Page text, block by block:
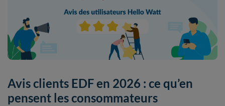
Avis clients EDF en 2026 : ce qu’en
pensent les consommateurs